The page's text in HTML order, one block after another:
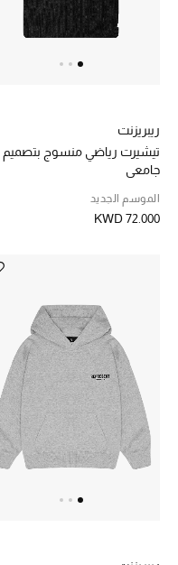
تشكيلة الأحذية
أبرز المصممين
الجمال
خصومات
جميع مستحضرات الجمال
الجديد في عالم الجمال
ريبريزنت
تيشيرت رياضي منسوج بتصميم
جامعي
الموسم الجديد
KWD 72.000